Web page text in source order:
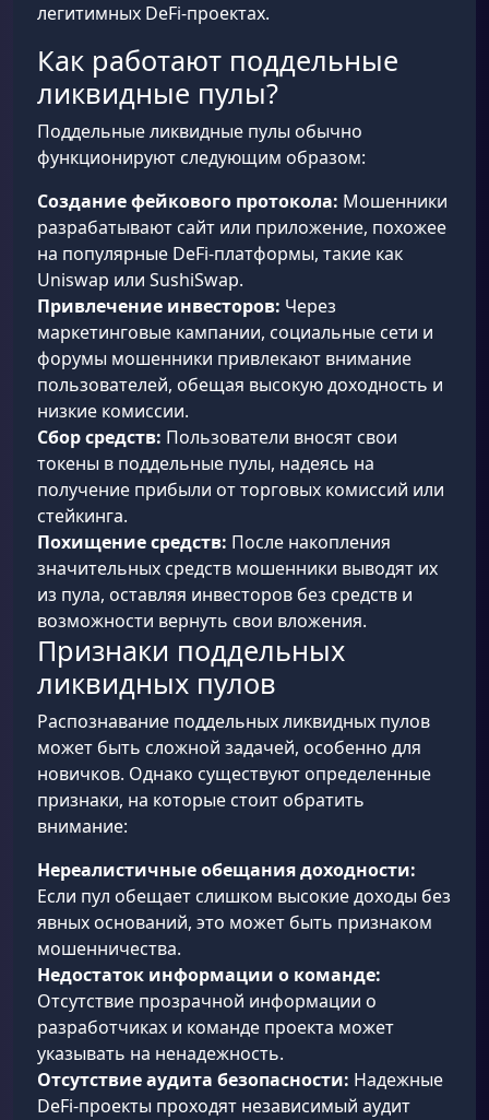
легитимных DeFi-проектах.
Как работают поддельные
ликвидные пулы?
Поддельные ликвидные пулы обычно
функционируют следующим образом:
Создание фейкового протокола: Мошенники
разрабатывают сайт или приложение, похожее
на популярные DeFi-платформы, такие как
Uniswap или SushiSwap.
Привлечение инвесторов: Через
маркетинговые кампании, социальные сети и
форумы мошенники привлекают внимание
пользователей, обещая высокую доходность и
низкие комиссии.
Сбор средств: Пользователи вносят свои
токены в поддельные пулы, надеясь на
получение прибыли от торговых комиссий или
стейкинга.
Похищение средств: После накопления
значительных средств мошенники выводят их
из пула, оставляя инвесторов без средств и
возможности вернуть свои вложения.
Признаки поддельных
ликвидных пулов
Распознавание поддельных ликвидных пулов
может быть сложной задачей, особенно для
новичков. Однако существуют определенные
признаки, на которые стоит обратить
внимание:
Нереалистичные обещания доходности:
Если пул обещает слишком высокие доходы без
явных оснований, это может быть признаком
мошенничества.
Недостаток информации о команде:
Отсутствие прозрачной информации о
разработчиках и команде проекта может
указывать на ненадежность.
Отсутствие аудита безопасности: Надежные
DeFi-проекты проходят независимый аудит